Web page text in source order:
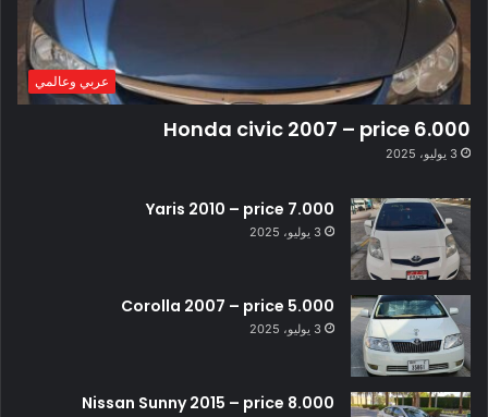
عربي وعالمي
Honda civic 2007 – price 6.000
3 يوليو، 2025
Yaris 2010 – price 7.000
3 يوليو، 2025
Corolla 2007 – price 5.000
3 يوليو، 2025
Nissan Sunny 2015 – price 8.000